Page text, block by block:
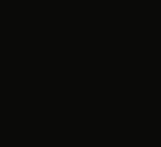
nueva